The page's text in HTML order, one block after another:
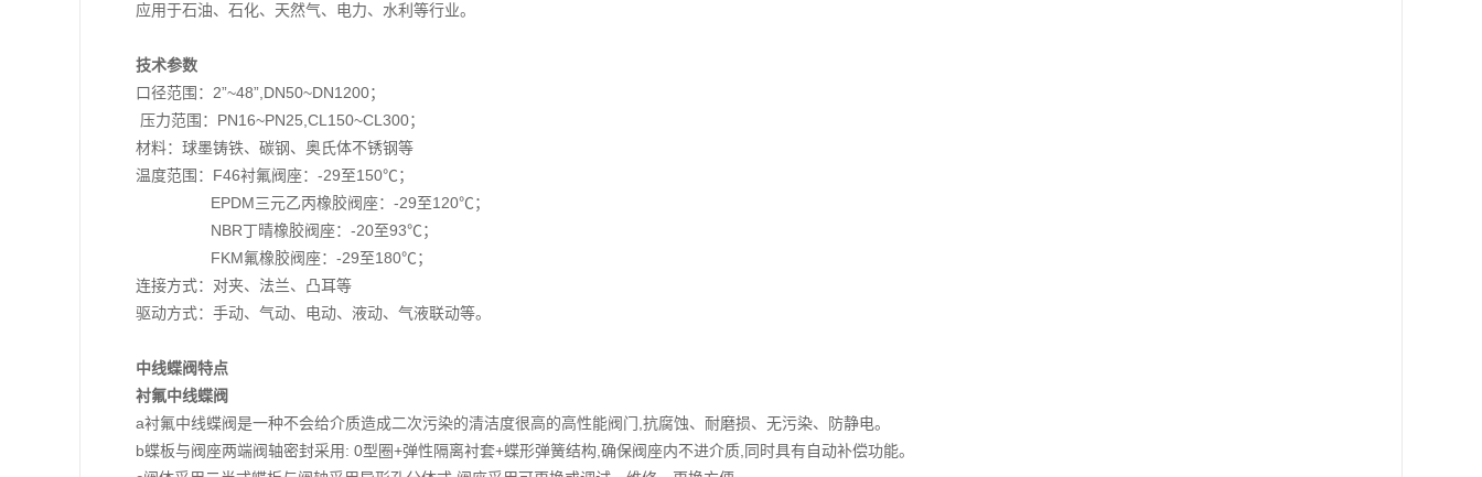
应用于石油、石化、天然气、电力、水利等行业。
技术参数
口径范围：2”~48”,DN50~DN1200；
压力范围：PN16~PN25,CL150~CL300；
材料：球墨铸铁、碳钢、奥氏体不锈钢等
温度范围：F46衬氟阀座：-29至150℃；
EPDM三元乙丙橡胶阀座：-29至120℃；
NBR丁晴橡胶阀座：-20至93℃；
FKM氟橡胶阀座：-29至180℃；
连接方式：对夹、法兰、凸耳等
驱动方式：手动、气动、电动、液动、气液联动等。
中线蝶阀特点
衬氟中线蝶阀
a衬氟中线蝶阀是一种不会给介质造成二次污染的清洁度很高的高性能阀门,抗腐蚀、耐磨损、无污染、防静电。
b蝶板与阀座两端阀轴密封采用: 0型圈+弹性隔离衬套+蝶形弹簧结构,确保阀座内不进介质,同时具有自动补偿功能。